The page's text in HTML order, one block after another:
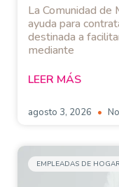
La Comunidad de
ayuda para
destinada a
mediante
LEER MÁS
agosto 3, 2026
EMPLEADAS DE